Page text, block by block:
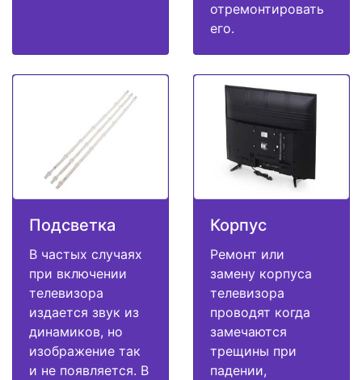
отремонтировать
его.
Подсветка
В частых случаях
при включении
телевизора
издается звук из
динамиков, но
изображение так
и не появляется. В
Корпус
Ремонт или
замену корпуса
телевизора
проводят когда
замечаются
трещины при
падении,